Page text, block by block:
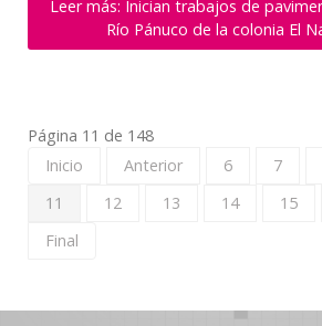
Leer más: Inician trabajos de
Río Pánuco de la colonia El
Página 11 de 148
Inicio
Anterior 6 7
11
12 13 14 15
Final